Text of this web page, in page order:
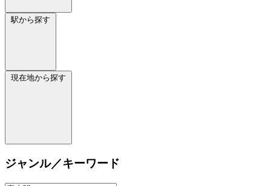
駅から探す
現在地から探す
ジャンル／キーワード